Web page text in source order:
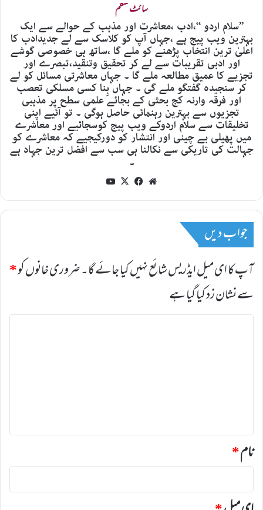
سائٹ منتظم
’’سلام اردو ‘‘،ادب ،معاشرت اور مذہب کے حوالے سے ایک
بہترین ویب پیج ہے ،جہاں آپ کو کلاسک سے لے جدیدادب کا
اعلیٰ ترین انتخاب پڑھنے کو ملے گا ،ساتھ ہی خصوصی گوشے
اور ادبی تقریبات سے لے کر تحقیق وتنقید،تبصرے اور
تجزیے کا عمیق مطالعہ ملے گا ۔ جہاں معاشرتی مسائل کو لے
کر سنجیدہ گفتگو ملے گی ۔ جہاں بِنا کسی مسلکی تعصب
اور فرقہ وارنہ کج بحثی کے بجائے علمی سطح پر مذہبی
تجزیوں سے بہترین رہنمائی حاصل ہوگی ۔ تو آئیے اپنی
تخلیقات سے سلام اردوکے ویب پیج کوسجائیے اور معاشرے
میں پھیلی بے چینی اور انتشار کو دورکیجیے کہ معاشرے کو
جہالت کی تاریکی سے نکالنا ہی سب سے افضل ترین جہاد ہے
۔
Website
Facebook
X
جواب دیں
آپ کا ای میل ایڈریس شائع نہیں کیا جائے گا۔ضروری خانوں کو*
سے نشان زد کیا گیا ہے
ت
نام*